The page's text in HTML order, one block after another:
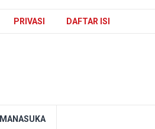
PRIVASI DAFTAR ISI
MANASUKA